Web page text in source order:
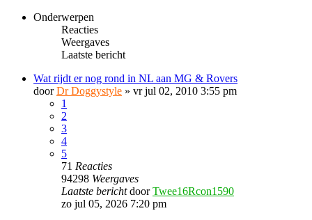
Onderwerpen
Reacties
Weergaves
Laatste bericht
Wat rijdt er nog rond in NL aan MG & Rovers
doorDr Doggystyle » vr jul 02, 2010 3:55 pm
1
2
3
4
5
71 Reacties
94298 Weergaves
Laatste berichtdoorTwee16Rcon1590
zo jul 05, 2026 7:20 pm